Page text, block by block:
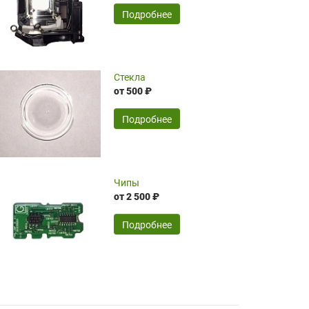
временные затраты по достаточно
оптимизированной стоимости, чему
чрезмерно благодарны!)))
SERGEY FOURSOV,24.04.2026
широкий ассортимент ламп, как оригиналов,
так и аналогов.Быстрое оформление и
передача в доставку, приемлемые цены. Мне
понравилось.
Читать полностью
16.04.2026
Подробнее
Стекла
от 500 ₽
Подробнее
Чипы
от 2 500 ₽
Подробнее